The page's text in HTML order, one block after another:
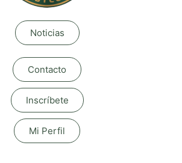
Noticias
Contacto
Inscríbete
Mi Perfil